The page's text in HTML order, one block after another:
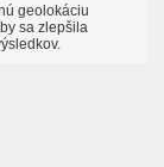
geolokáciu
sa zlepšila